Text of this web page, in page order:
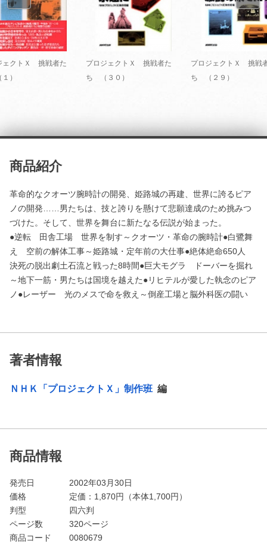
ェクトＸ 挑戦者た
）
プロジェクトＸ 挑戦者た
ち （３０）
プロジェクトＸ 挑戦
ち （２９）
商品紹介
革命的なクオーツ腕時計の開発、姫路城の再建、世界に誇るピア
ノの開発……男たちは、技と誇りを懸けて悲願達成のため挑みつ
づけた。そして、世界を舞台に新たなる伝説が始まった。
●逆転 田舎工場 世界を制す～クオーツ・革命の腕時計●白鷺舞
え 空前の解体工事～姫路城・定年前の大仕事●絶体絶命650人
決死の脱出劇土石流と戦った8時間●巨大モグラ ドーバーを掘れ
～地下一筋・男たちは国境を越えた●リヒテルが愛した執念のピア
ノ●レーザー 光のメスで命を救え～倒産工場と脳外科医の闘い
著者情報
ＮＨＫ「プロジェクトＸ」制作班 編
商品情報
発売日
2002年03月30日
価格
定価： 1,870円（本体1,700円）
判型
四六判
ページ数
320ページ
商品コード
0080679